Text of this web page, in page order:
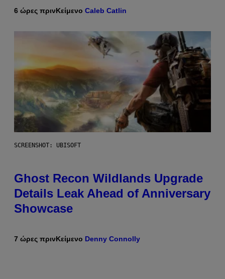
6 ώρες πρινΚείμενο Caleb Catlin
SCREENSHOT: UBISOFT
Ghost Recon Wildlands Upgrade
Details Leak Ahead of Anniversary
Showcase
7 ώρες πρινΚείμενο Denny Connolly